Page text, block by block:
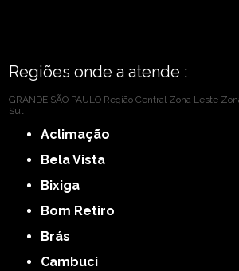
Regiões onde a atende :
GRANDE SÃO PAULO Região Central Zona Leste
Sul
Aclimação
Bela Vista
Bixiga
Bom Retiro
Brás
Cambuci